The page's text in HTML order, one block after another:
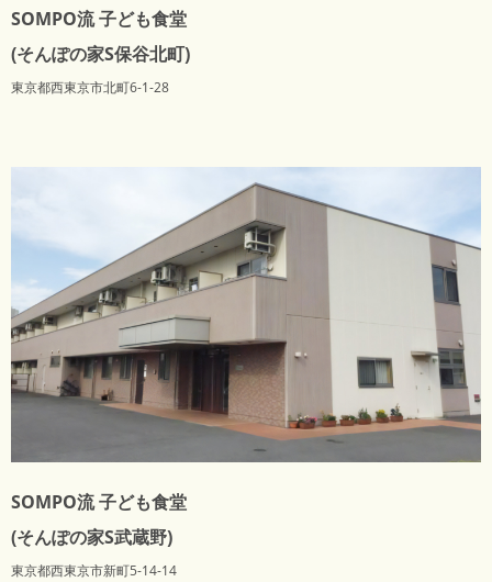
SOMPO流 子ども食堂
(そんぽの家S保谷北町)
東京都西東京市北町6-1-28
SOMPO流 子ども食堂
(そんぽの家S武蔵野)
東京都西東京市新町5-14-14